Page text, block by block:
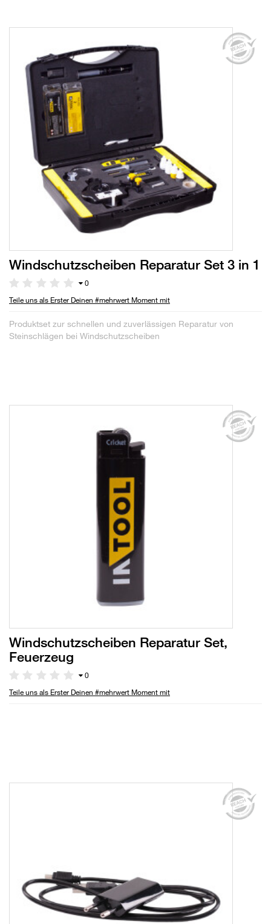
Windschutzscheiben Reparatur Set 3 in 1
0
Teile uns als Erster Deinen #mehrwert Moment mit
Produktset zur schnellen und zuverlässigen Reparatur von
Steinschlägen bei Windschutzscheiben
Windschutzscheiben Reparatur Set,
Feuerzeug
0
Teile uns als Erster Deinen #mehrwert Moment mit